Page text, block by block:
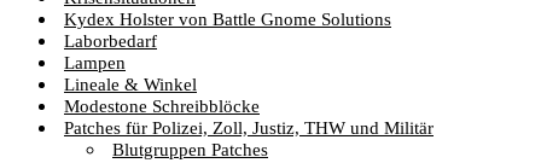
Kydex Holster von Battle Gnome Solutions
Laborbedarf
Lampen
Lineale & Winkel
Modestone Schreibblöcke
Patches für Polizei, Zoll, Justiz, THW und Militär
Blutgruppen Patches